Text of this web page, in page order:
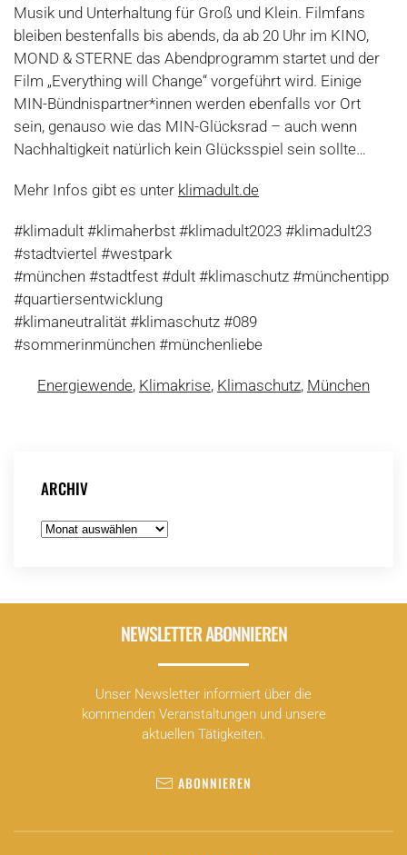
Musik und Unterhaltung für Groß und Klein. Filmfans
bleiben bestenfalls bis abends, da ab 20 Uhr im KINO,
MOND & STERNE das Abendprogramm startet und der
Film „Everything will Change“ vorgeführt wird. Einige
MIN-Bündnispartner*innen werden ebenfalls vor Ort
sein, genauso wie das MIN-Glücksrad – auch wenn
Nachhaltigkeit natürlich kein Glücksspiel sein sollte…
Mehr Infos gibt es unter klimadult.de
#klimadult #klimaherbst #klimadult2023 #klimadult23
#stadtviertel #westpark
#münchen #stadtfest #dult #klimaschutz #münchentipp
#quartiersentwicklung
#klimaneutralität #klimaschutz #089
#sommerinmünchen #münchenliebe
Energiewende, Klimakrise, Klimaschutz, München
ARCHIV
Archiv
NEWSLETTER ABONNIEREN
Unser Newsletter informiert über die
kommenden Veranstaltungen und unsere
aktuellen Tätigkeiten.
ABONNIEREN